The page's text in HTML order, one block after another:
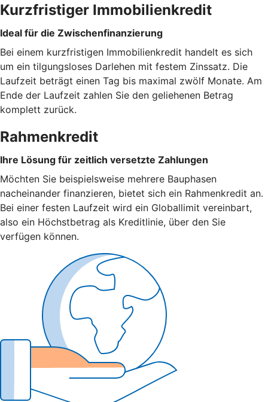
Kurzfristiger Immobilienkredit
Ideal für die Zwischenfinanzierung
Bei einem kurzfristigen Immobilienkredit handelt es sich
um ein tilgungsloses Darlehen mit festem Zinssatz. Die
Laufzeit beträgt einen Tag bis maximal zwölf Monate. Am
Ende der Laufzeit zahlen Sie den geliehenen Betrag
komplett zurück.
Rahmenkredit
Ihre Lösung für zeitlich versetzte Zahlungen
Möchten Sie beispielsweise mehrere Bauphasen
nacheinander finanzieren, bietet sich ein Rahmenkredit an.
Bei einer festen Laufzeit wird ein Globallimit vereinbart,
also ein Höchstbetrag als Kreditlinie, über den Sie
verfügen können.